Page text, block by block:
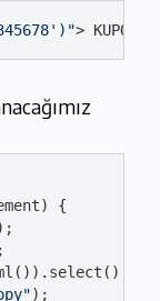
>
) {
);